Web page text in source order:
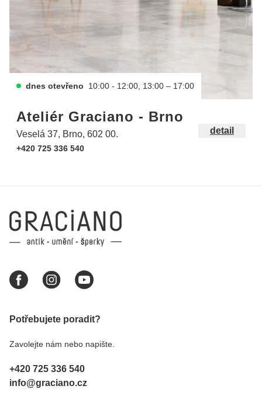
dnes otevřeno 10:00 - 12:00, 13:00 – 17:00
Ateliér Graciano - Brno
Veselá 37, Brno, 602 00.
+420 725 336 540
detail
Potřebujete poradit?
Zavolejte nám nebo napište.
+420 725 336 540
info@graciano.cz